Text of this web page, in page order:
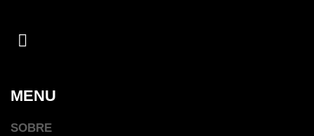
MENU
SOBRE